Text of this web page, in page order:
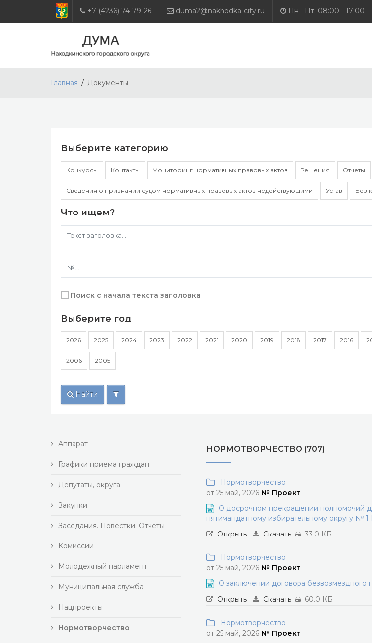
+7 (4236) 74-79-26 duma2@nakhodka-city.ru Пн - Пт: 08:00 - 17:00
Главная Документы
Выберите категорию
Конкурсы Контакты Мониторинг нормативных правовых актов Решения Отчеты
Сведения о признании судом нормативных правовых актов недействующими Устав Без
Что ищем?
Поиск с начала текста заголовка
Выберите год
2026 2025 2024 2023 2022 2021 2020 2019 2018 2017 2016
2006 2005
Найти
Аппарат
Графики приема граждан
Депутаты, округа
Закупки
Заседания. Повестки. Отчеты
Комиссии
Молодежный парламент
Муниципальная служба
Нацпроекты
Нормотворчество
НОРМОТВОРЧЕСТВО (707)
Нормотворчество
от 25 май, 2026 № Проект
О досрочном прекращении полномочий
пятимандатному избирательному округу №
Открыть
Скачать 33.0 КБ
Нормотворчество
от 25 май, 2026 № Проект
О заключении договора безвозмездного
Открыть
Скачать 60.0 КБ
Нормотворчество
от 25 май, 2026 № Проект